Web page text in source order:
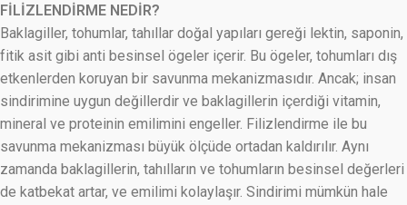
FİLİZLENDİRME NEDİR?
Baklagiller, tohumlar, tahıllar doğal yapıları gereği lektin, saponin,
fitik asit gibi anti besinsel ögeler içerir. Bu ögeler, tohumları dış
etkenlerden koruyan bir savunma mekanizmasıdır. Ancak; insan
sindirimine uygun değillerdir ve baklagillerin içerdiği vitamin,
mineral ve proteinin emilimini engeller. Filizlendirme ile bu
savunma mekanizması büyük ölçüde ortadan kaldırılır. Aynı
zamanda baklagillerin, tahılların ve tohumların besinsel değerleri
de katbekat artar, ve emilimi kolaylaşır. Sindirimi mümkün hale